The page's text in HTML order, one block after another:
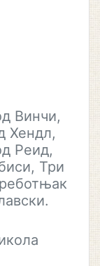
Винчи,
Хендл,
Реид,
Три